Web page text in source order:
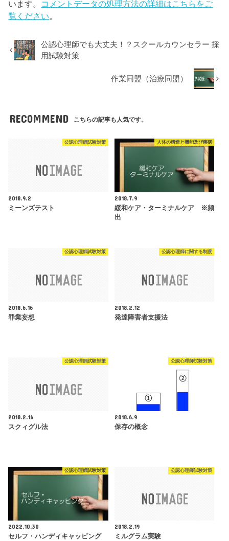
います。 コメントデータの処理方法の詳細はこちらをご
覧ください。
公認心理師でも大丈夫！？スクールカウンセラー 採
用試験対策
作業同盟（治療同盟）
RECOMMEND こちらの記事も人気です。
公認心理師試験対策
2018.9.2
ミーンズテスト
人体の構造と機能及び疾病
2018.7.9
緩和ケア・ターミナルケア ※頻
出
公認心理師試験対策
2018.6.16
罪業妄想
公認心理師に関する制度
2018.2.12
発達障害者支援法
公認心理師試験対策
2018.2.16
スクィグル法
公認心理師試験対策
2018.6.9
保存の概念
公認心理師試験対策
2022.10.30
セルフ・ハンディキャッピング
公認心理師試験対策
2018.2.19
ミルグラム実験